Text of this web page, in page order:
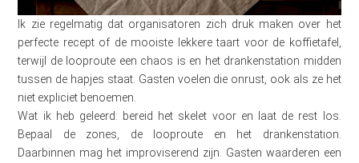
Ik zie regelmatig dat organisatoren zich druk maken over het
perfecte recept of de mooiste lekkere taart voor de koffietafel,
terwijl de looproute een chaos is en het drankenstation midden
tussen de hapjes staat. Gasten voelen die onrust, ook als ze het
niet expliciet benoemen.
Wat ik heb geleerd: bereid het skelet voor en laat de rest los.
Bepaal de zones, de looproute en het drankenstation.
Daarbinnen mag het improviserend zijn. Gasten waarderen een